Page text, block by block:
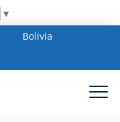
▼
Bolivia